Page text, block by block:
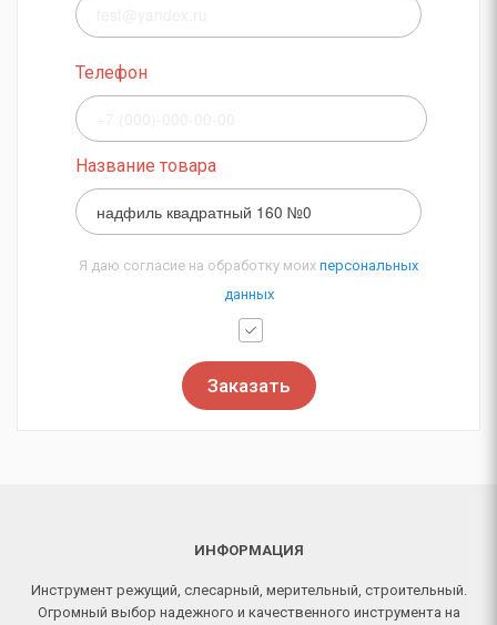
Телефон
Название товара
Я даю согласие на обработку моих персональных
данных
Заказать
ИНФОРМАЦИЯ
Инструмент режущий, слесарный, мерительный, строительный.
Огромный выбор надежного и качественного инструмента на